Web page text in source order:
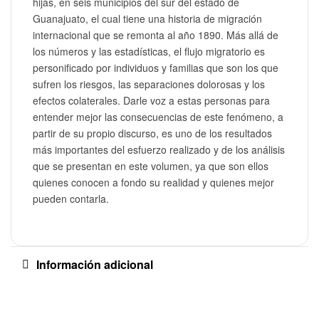
Guanajuato, el cual tiene una historia de migración
internacional que se remonta al año 1890. Más allá de
los números y las estadísticas, el flujo migratorio es
personificado por individuos y familias que son los que
sufren los riesgos, las separaciones dolorosas y los
efectos colaterales. Darle voz a estas personas para
entender mejor las consecuencias de este fenómeno, a
partir de su propio discurso, es uno de los resultados
más importantes del esfuerzo realizado y de los análisis
que se presentan en este volumen, ya que son ellos
quienes conocen a fondo su realidad y quienes mejor
pueden contarla.
Información adicional